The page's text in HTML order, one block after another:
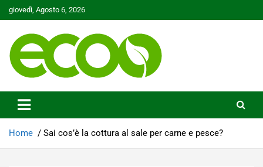
Skip
to
giovedì, Agosto 6, 2026
Ecoo.it
Home Sai cos’è la cottura al sale per carne e pesce?